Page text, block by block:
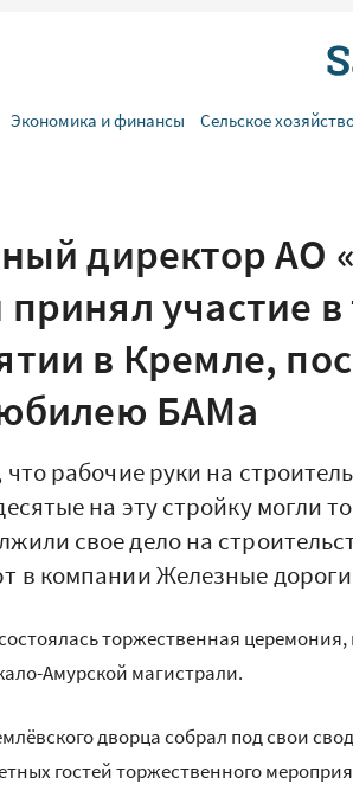
Экономика и финансы Сельское
директор АО
участие
в Кремле,
БАМа
рабочие руки на
на эту стройку могли
свое дело на
в компании Железные
торжественная
Амурской магистрали.
дворца собрал под свои
гостей торжественного